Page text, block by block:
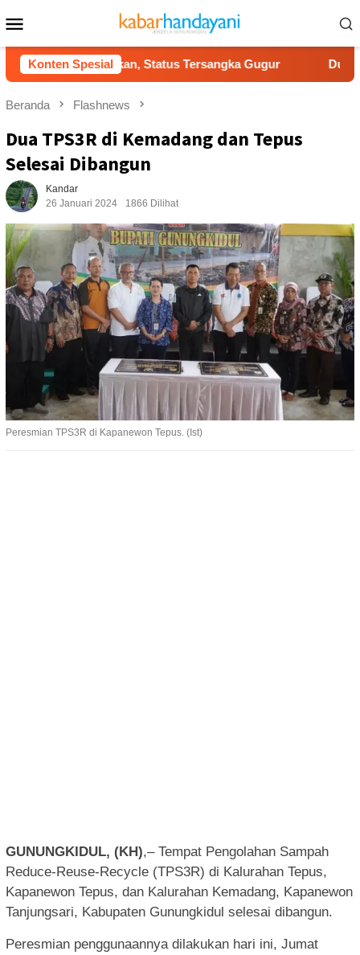
ke
kontenMobile
Konten SpesialStatus Tersangka Gugur Dukung Gerakan
Beranda Flashnews
Dua TPS3R di Kemadang dan Tepus
Selesai Dibangun
Kandar
26 Januari 2024
1866 Dilihat
Peresmian TPS3R di Kapanewon Tepus. (Ist)
GUNUNGKIDUL, (KH),– Tempat Pengolahan Sampah
Reduce-Reuse-Recycle (TPS3R) di Kalurahan Tepus,
Kapanewon Tepus, dan Kalurahan Kemadang, Kapanewon
Tanjungsari, Kabupaten Gunungkidul selesai dibangun.
Peresmian penggunaannya dilakukan hari ini, Jumat